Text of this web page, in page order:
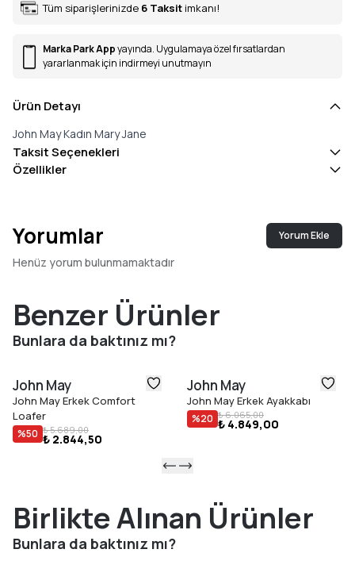
Tüm siparişlerinizde 6 Taksit imkanı!
Marka Park Appyayında. Uygulamaya özel fırsatlardan
yararlanmak için indirmeyi unutmayın
Ürün Detayı
John May Kadın Mary Jane
Taksit Seçenekleri
Özellikler
Yorumlar Yorum Ekle
Henüz yorum bulunmamaktadır
Benzer Ürünler
Bunlara da baktınız mı?
John May
John May Erkek Comfort
Loafer
%50 ₺ 5.689,00
₺ 2.844,50
John May
John May Erkek Ayakkabı
%20 ₺ 6.065,00
₺ 4.849,00
Birlikte Alınan Ürünler
Bunlara da baktınız mı?